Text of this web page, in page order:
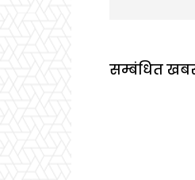
सम्बंधित